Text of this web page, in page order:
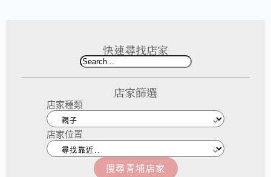
快速尋找店家
店家篩選
店家種類
店家位置
搜尋青埔店家